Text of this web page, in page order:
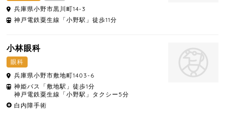
兵庫県小野市黒川町14-3
神戸電鉄粟生線「小野駅」徒歩11分
小林眼科
眼科
兵庫県小野市敷地町1403-6
神姫バス「敷地駅」徒歩1分
神戸電鉄粟生線「小野駅」タクシー5分
白内障手術